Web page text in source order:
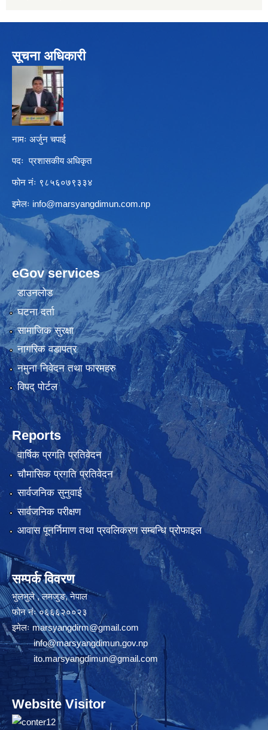
सूचना अधिकारी
नामः अर्जुन चपाई
पदः प्रशासकीय अधिकृत
फोन नंः ९८५६०७९३३४
इमेलः info@marsyangdimun.com.np
eGov services
डाउनलोड
घटना दर्ता
सामाजिक सुरक्षा
नागरिक वडापत्र
नमुना निवेदन तथा फारमहरु
विपद् पोर्टल
Reports
वार्षिक प्रगति प्रतिवेदन
चौमासिक प्रगति प्रतिवेदन
सार्वजनिक सुनुवाई
सार्वजनिक परीक्षण
आवास पूनर्निमाण तथा प्रवलिकरण सम्बन्धि प्रोफाइल
सम्पर्क विवरण
भुलभुले , लमजुङ, नेपाल
फोन नंः ०६६६२००२३
इमेलः marsyangdirm@gmail.com
info@marsyangdimun.gov.np
ito.marsyangdimun@gmail.com
Website Visitor